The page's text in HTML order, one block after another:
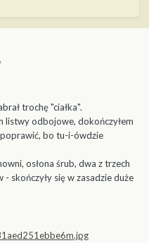
trochę "ciałka".
listwy odbojowe, dokończyłem
bo tu-i-ówdzie
osłona śrub, dwa z trzech
skończyły się w zasadzie duże